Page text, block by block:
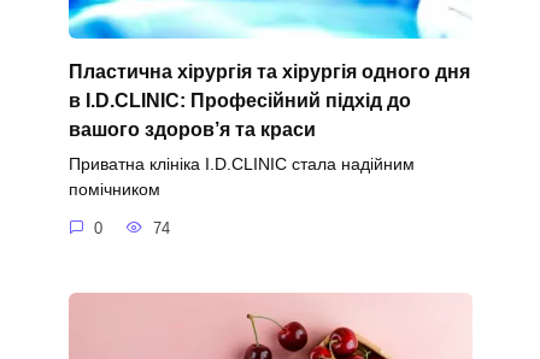
Пластична хірургія та хірургія одного дня
в I.D.CLINIC: Професійний підхід до
вашого здоров’я та краси
Приватна клініка I.D.CLINIC стала надійним
помічником
0 74